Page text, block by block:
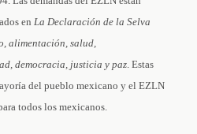
en La Declaración de la Selva
alimentación, salud,
democracia, justicia y paz. Estas
del pueblo mexicano y el EZLN
todos los mexicanos.